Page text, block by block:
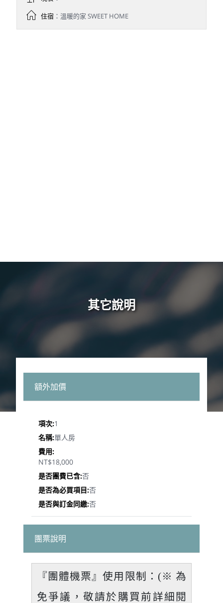
住宿：溫暖的家 SWEET HOME
其它說明
額外加價
1
單人房
NT$18,000
否
否
否
團票說明
『團體機票』使用限制：(※ 為
免爭議，敬請於購買前詳細閱